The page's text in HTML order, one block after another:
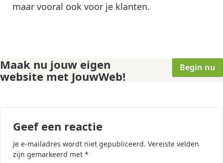
maar vooral ook voor je klanten.
Maak nu jouw eigen
website met JouwWeb!
Begin nu
Geef een reactie
Je e-mailadres wordt niet gepubliceerd. Vereiste velden
zijn gemarkeerd met *